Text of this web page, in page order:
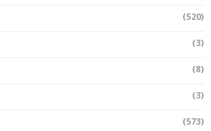
(520)
(3)
(8)
(3)
(573)